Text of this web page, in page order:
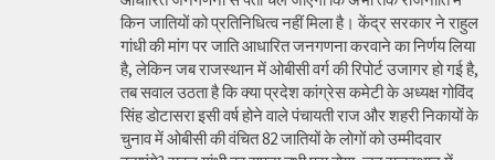
किन जातियों को प्रतिनिधित्व नहीं मिला है। केंद्र सरकार ने राहुल
गांधी की मांग पर जाति आधारित जनगणना करवाने का निर्णय लिया
है, लेकिन जब राजस्थान में ओबीसी वर्ग की रिपोर्ट उजागर हो गई है,
तब सवाल उठता है कि क्या प्रदेश कांग्रेस कमेटी के अध्यक्ष गोविंद
सिंह डोटासरा इसी वर्ष होने वाले पंचायती राज और शहरी निकायों के
चुनाव में ओबीसी की वंचित 82 जातियों के लोगों को उम्मीदवार